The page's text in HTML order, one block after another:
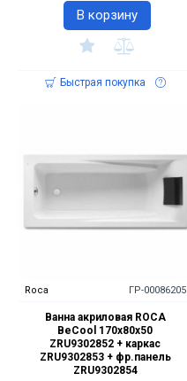
В корзину
Быстрая покупка
Roca ГР-00086205
Ванна акриловая ROCA
BeCool 170х80х50
ZRU9302852 + каркас
ZRU9302853 + фр.панель
ZRU9302854